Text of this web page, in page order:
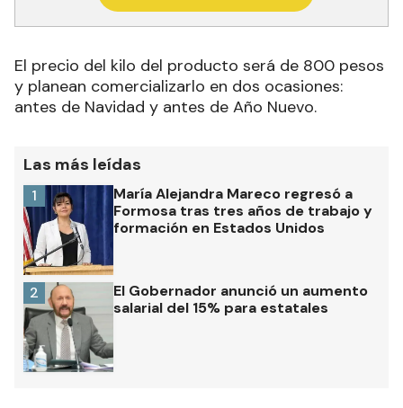
El precio del kilo del producto será de 800 pesos
y planean comercializarlo en dos ocasiones:
antes de Navidad y antes de Año Nuevo.
Las más leídas
María Alejandra Mareco regresó a
Formosa tras tres años de trabajo y
formación en Estados Unidos
1
El Gobernador anunció un aumento
salarial del 15% para estatales
2